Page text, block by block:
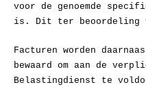
voor de genoemde
is. Dit ter beoordeling
Facturen worden
bewaard om aan de
Belastingdienst te